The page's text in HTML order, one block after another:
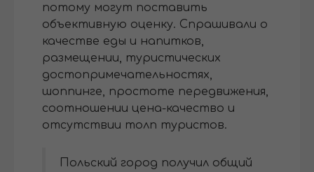
потому могут поставить
объективную оценку. Спрашивали о
качестве еды и напитков,
размещении, туристических
достопримечательностях,
шоппинге, простоте передвижения,
соотношении цена-качество и
отсутствии толп туристов.
Польский город получил общий